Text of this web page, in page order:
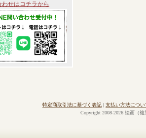
わせはコチラから
特定商取引法に基づく表記 | 支払い方法につい
Copyright 2008-2026 絵画（